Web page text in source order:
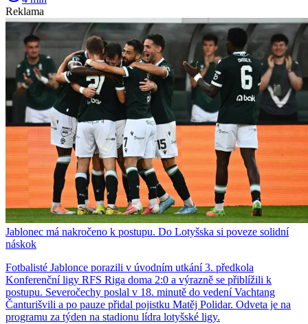
Reklama
Jablonec má nakročeno k postupu. Do Lotyšska si poveze solidní
náskok
Fotbalisté Jablonce porazili v úvodním utkání 3. předkola
Konferenční ligy RFS Riga doma 2:0 a výrazně se přiblížili k
postupu. Severočechy poslal v 18. minutě do vedení Vachtang
Čanturišvili a po pauze přidal pojistku Matěj Polidar. Odveta je na
programu za týden na stadionu lídra lotyšské ligy.